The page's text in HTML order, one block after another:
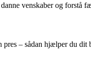
venskaber og forstå
pres – sådan hjælper du dit